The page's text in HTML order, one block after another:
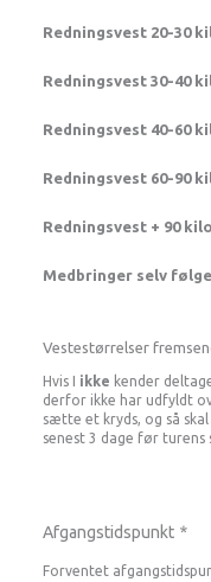
Redningsvest 20-30
Redningsvest 30-40
Redningsvest 40-60
Redningsvest 60-90
Redningsvest + 90 kilo
Medbringer selv
Vestestørrelser
Hvis I ikke kender
derfor ikke har udfyldt
sætte et kryds, og så
senest 3 dage før turens
Afgangstidspunkt *
Forventet